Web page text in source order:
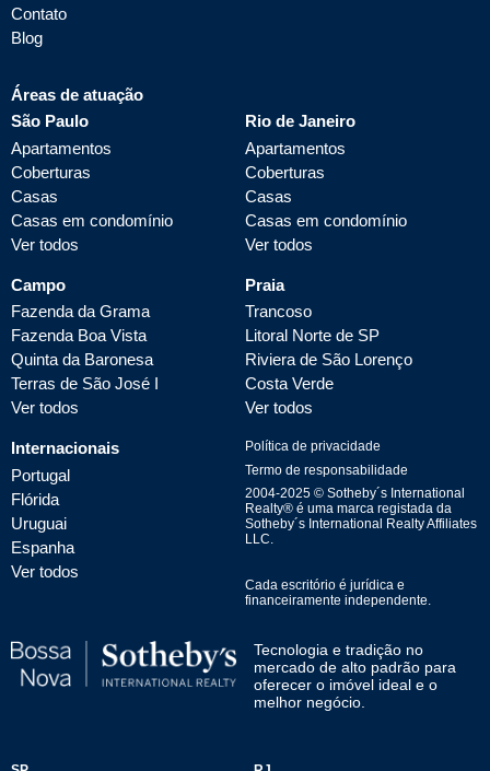
Contato
Blog
Áreas de atuação
São Paulo
Apartamentos
Coberturas
Casas
Casas em condomínio
Ver todos
Rio de Janeiro
Apartamentos
Coberturas
Casas
Casas em condomínio
Ver todos
Campo
Fazenda da Grama
Fazenda Boa Vista
Quinta da Baronesa
Terras de São José I
Ver todos
Praia
Trancoso
Litoral Norte de SP
Riviera de São Lorenço
Costa Verde
Ver todos
Internacionais
Portugal
Flórida
Uruguai
Espanha
Ver todos
Política de privacidade
Termo de responsabilidade
2004-2025 © Sotheby´s International
Realty® é uma marca registada da
Sotheby´s International Realty Affiliates
LLC.
Cada escritório é jurídica e
financeiramente independente.
Tecnologia e tradição no
mercado de alto padrão para
oferecer o imóvel ideal e o
melhor negócio.